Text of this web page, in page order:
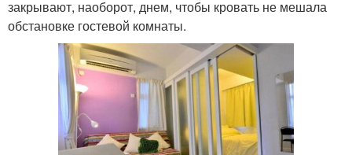
закрывают, наоборот, днем, чтобы кровать не мешала
обстановке гостевой комнаты.